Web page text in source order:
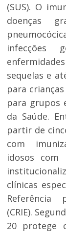
(SUS). O
doenças
infecções
sequelas e
para
para grupos
da Saúde.
partir de
com
idosos com
clínicas
Referência
(CRIE).
20 protege